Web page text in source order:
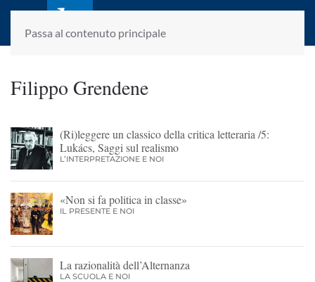
Passa al contenuto principale
laletteraturaenoi.it
fondato da Romano Luperini
Filippo Grendene
(Ri)leggere un classico della critica letteraria /5:
Lukács, Saggi sul realismo
L’INTERPRETAZIONE E NOI
«Non si fa politica in classe»
IL PRESENTE E NOI
La razionalità dell’Alternanza
LA SCUOLA E NOI